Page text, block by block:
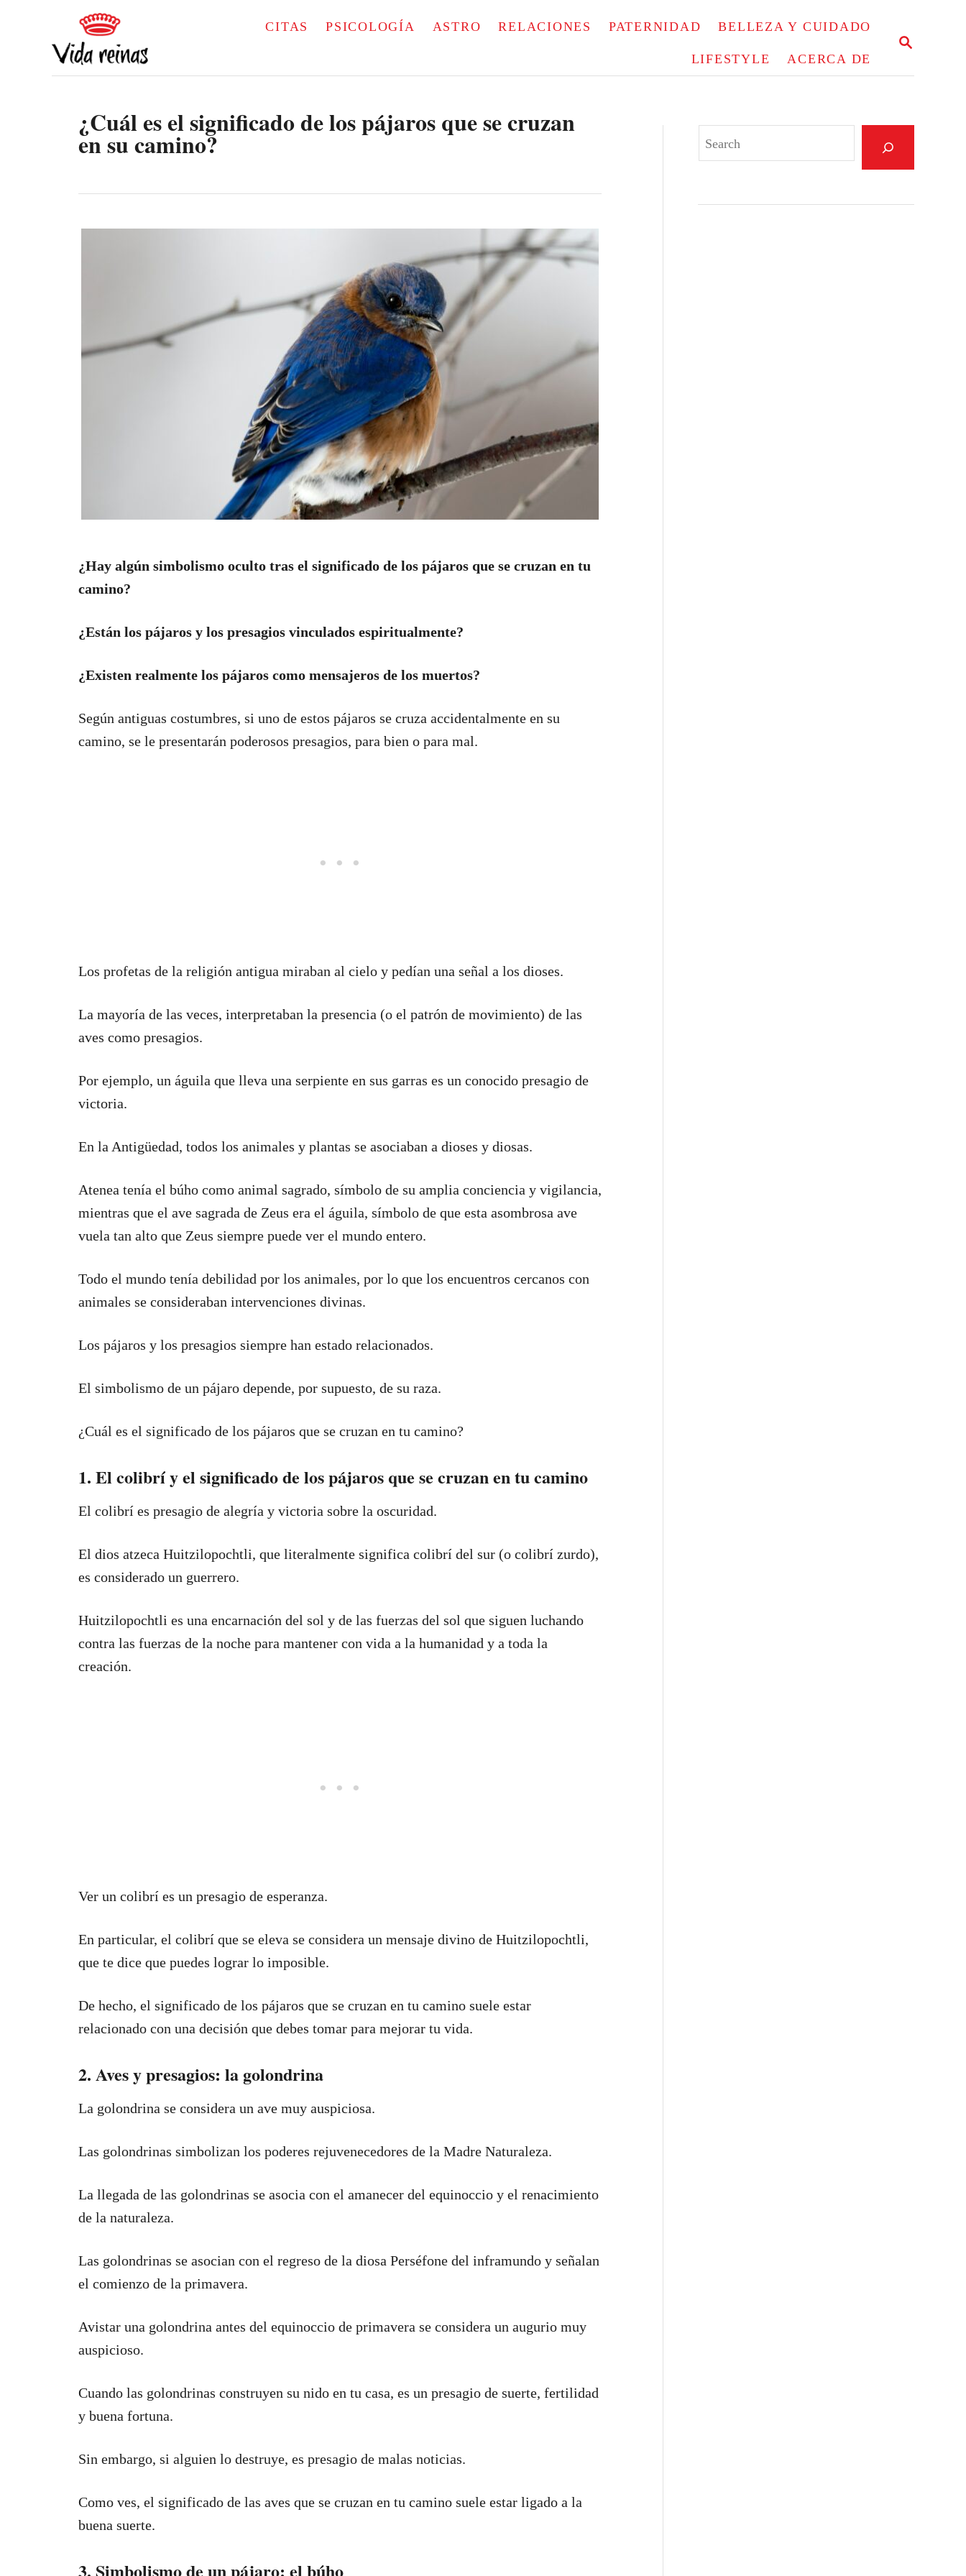
S
CITAS PSICOLOGÍA ASTRO RELACIONES PATERNIDAD BELLEZA Y CUIDADO
LIFESTYLE ACERCA DE
¿Cuál es el significado de los pájaros que se cruzan
en su camino?
¿Hay algún simbolismo oculto tras el significado de los pájaros que se cruzan en tu
camino?
¿Están los pájaros y los presagios vinculados espiritualmente?
¿Existen realmente los pájaros como mensajeros de los muertos?
Según antiguas costumbres, si uno de estos pájaros se cruza accidentalmente en su
camino, se le presentarán poderosos presagios, para bien o para mal.
Los profetas de la religión antigua miraban al cielo y pedían una señal a los dioses.
La mayoría de las veces, interpretaban la presencia (o el patrón de movimiento) de las
aves como presagios.
Por ejemplo, un águila que lleva una serpiente en sus garras es un conocido presagio de
victoria.
En la Antigüedad, todos los animales y plantas se asociaban a dioses y diosas.
Atenea tenía el búho como animal sagrado, símbolo de su amplia conciencia y vigilancia,
mientras que el ave sagrada de Zeus era el águila, símbolo de que esta asombrosa ave
vuela tan alto que Zeus siempre puede ver el mundo entero.
Todo el mundo tenía debilidad por los animales, por lo que los encuentros cercanos con
animales se consideraban intervenciones divinas.
Los pájaros y los presagios siempre han estado relacionados.
El simbolismo de un pájaro depende, por supuesto, de su raza.
¿Cuál es el significado de los pájaros que se cruzan en tu camino?
1. El colibrí y el significado de los pájaros que se cruzan en tu camino
El colibrí es presagio de alegría y victoria sobre la oscuridad.
El dios atzeca Huitzilopochtli, que literalmente significa colibrí del sur (o colibrí zurdo),
es considerado un guerrero.
Huitzilopochtli es una encarnación del sol y de las fuerzas del sol que siguen luchando
contra las fuerzas de la noche para mantener con vida a la humanidad y a toda la
creación.
Ver un colibrí es un presagio de esperanza.
En particular, el colibrí que se eleva se considera un mensaje divino de Huitzilopochtli,
que te dice que puedes lograr lo imposible.
De hecho, el significado de los pájaros que se cruzan en tu camino suele estar
relacionado con una decisión que debes tomar para mejorar tu vida.
2. Aves y presagios: la golondrina
La golondrina se considera un ave muy auspiciosa.
Las golondrinas simbolizan los poderes rejuvenecedores de la Madre Naturaleza.
La llegada de las golondrinas se asocia con el amanecer del equinoccio y el renacimiento
de la naturaleza.
Las golondrinas se asocian con el regreso de la diosa Perséfone del inframundo y señalan
el comienzo de la primavera.
Avistar una golondrina antes del equinoccio de primavera se considera un augurio muy
auspicioso.
Cuando las golondrinas construyen su nido en tu casa, es un presagio de suerte, fertilidad
y buena fortuna.
Sin embargo, si alguien lo destruye, es presagio de malas noticias.
Como ves, el significado de las aves que se cruzan en tu camino suele estar ligado a la
buena suerte.
3. Simbolismo de un pájaro: el búho